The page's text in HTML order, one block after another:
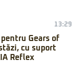
13:29
Gears of
cu suport
Reflex